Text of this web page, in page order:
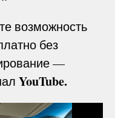
возможность
без
—
YouTube.